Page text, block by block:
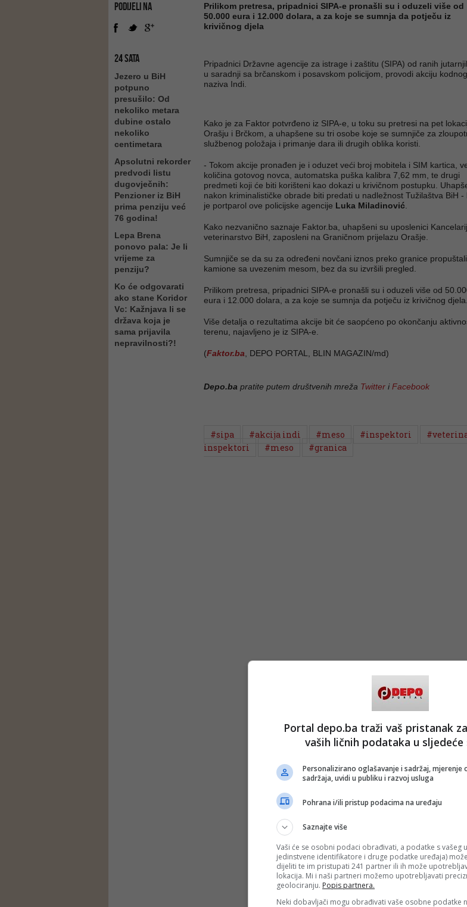
PODIJELI NA
24 SATA
Jezero u BiH
potpuno
presušilo: Od
nekoliko metara
dubine ostalo
nekoliko
centimetara
Apsolutni rekorder
predvodi listu
dugovječnih:
Penzioner iz BiH
prima penziju već
76 godina!
Lepa Brena
ponovo pala: Je li
vrijeme za
penziju?
Ko će odgovarati
ako stane Koridor
Vc: Kažnjava li se
država koja je
sama prijavila
nepravilnosti?!
Prilikom pretresa, pripadnici SIPA-e pronašli su i oduzeli više od
50.000 eura i 12.000 dolara, a za koje se sumnja da potječu iz
krivičnog djela
Pripadnici Državne agencije za istrage i zaštitu (SIPA) od ranih
u saradnji sa brčanskom i posavskom policijom, provodi akciju kodnog
naziva Indi.
Kako je za Faktor potvrđeno iz SIPA-e, u toku su pretresi na pet
Orašju i Brčkom, a uhapšene su tri osobe koje se sumnjiče za
službenog položaja i primanje dara ili drugih oblika koristi.
- Tokom akcije pronađen je i oduzet veći broj mobitela i SIM kartica,
količina gotovog novca, automatska puška kalibra 7,62 mm, te drugi
predmeti koji će biti korišteni kao dokazi u krivičnom postupku.
nakon kriminalističke obrade biti predati u nadležnost Tužilaštva BiH -
je portparol ove policijske agencije Luka Miladinović
Kako nezvanično saznaje Faktor.ba, uhapšeni su uposlenici
veterinarstvo BiH, zaposleni na Graničnom prijelazu Orašje.
Sumnjiče se da su za određeni novčani iznos preko granice propuštali
kamione sa uvezenim mesom, bez da su izvršili pregled.
Prilikom pretresa, pripadnici SIPA-e pronašli su i oduzeli više od
eura i 12.000 dolara, a za koje se sumnja da potječu iz krivičnog djela.
Više detalja o rezultatima akcije bit će saopćeno po okončanju
terenu, najavljeno je iz SIPA-e.
(Faktor.ba , DEPO PORTAL, BLIN MAGAZIN/md)
Depo.ba pratite putem društvenih mreža Twitter iFacebook
#sipa #akcija indi #meso #inspektori
inspektori
#meso #granica
Portal depo.ba traži vaš pristanak
vaših ličnih podataka u sljedeće
Personalizirano oglašavanje i sadržaj, mjerenje
sadržaja, uvidi u publiku i razvoj usluga
Pohrana i/ili pristup podacima na uređaju
Saznajte više
Vaši će se osobni podaci obrađivati, a podatke s vašeg
jedinstvene identifikatore i druge podatke uređaja)
dijeliti te im pristupati 241 partner ili ih može
lokacija. Mi i naši partneri možemo upotrebljavati
geolociranju. Popis partnera.
Neki dobavljači mogu obrađivati vaše osobne podatke